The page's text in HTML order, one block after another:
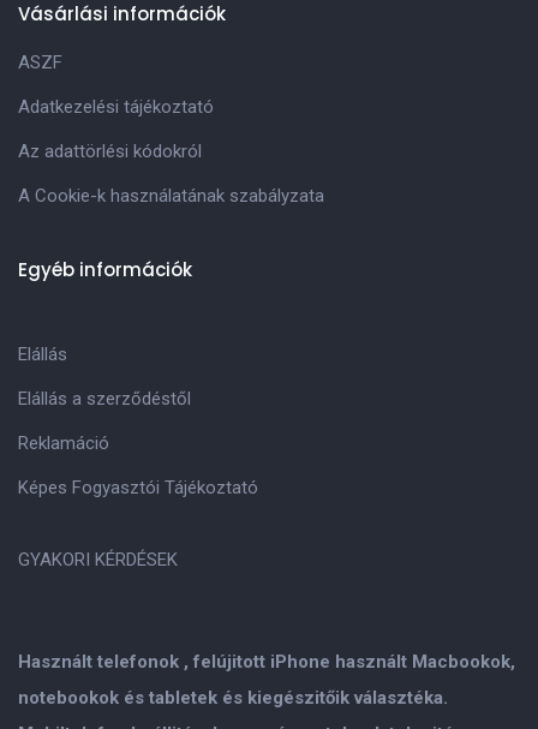
Használt telefonok , felújitott iPhone használt Macbookok,
notebookok és tabletek és kiegészitőik választéka.
Vásárlási információk
ASZF
Adatkezelési tájékoztató
Az adattörlési kódokról
A Cookie-k használatának szabályzata
Egyéb információk
Elállás
Elállás a szerződéstől
Reklamáció
Képes Fogyasztói Tájékoztató
GYAKORI KÉRDÉSEK